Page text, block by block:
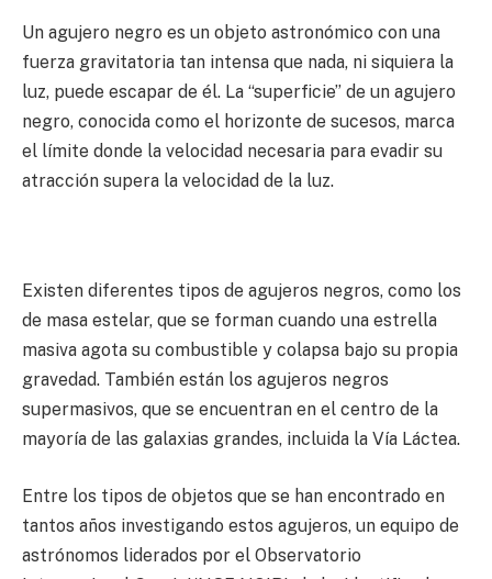
Un agujero negro es un objeto astronómico con una
fuerza gravitatoria tan intensa que nada, ni siquiera la
luz, puede escapar de él. La “superficie” de un agujero
negro, conocida como el horizonte de sucesos, marca
el límite donde la velocidad necesaria para evadir su
atracción supera la velocidad de la luz.
Existen diferentes tipos de agujeros negros, como los
de masa estelar, que se forman cuando una estrella
masiva agota su combustible y colapsa bajo su propia
gravedad. También están los agujeros negros
supermasivos, que se encuentran en el centro de la
mayoría de las galaxias grandes, incluida la Vía Láctea.
Entre los tipos de objetos que se han encontrado en
tantos años investigando estos agujeros, un equipo de
astrónomos liderados por el Observatorio